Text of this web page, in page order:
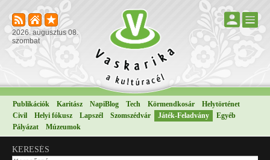
2026. augusztus 08.
szombat
Publikációk Karitász NapiBlog Tech Körmendkosár
Helytörténet
Civil
Helyi fókusz Lapszél Szomszédvár Játék-Feladvány
Egyéb
Pályázat
Múzeumok
KERESÉS